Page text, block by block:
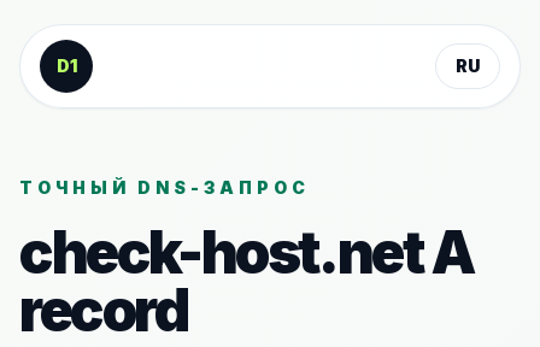
К содержанию
D1
RU
ТОЧНЫЙ DNS-ЗАПРОС
check-host.netA
record